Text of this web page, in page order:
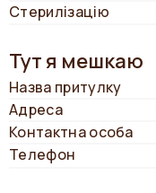
Стерилізацію
Тут я мешкаю
Назва притулку
Адреса
Контактна особа
Телефон